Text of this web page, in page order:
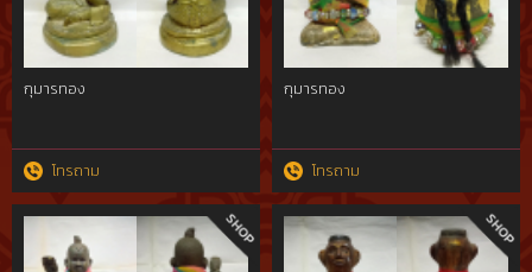
กุมารทอง
โทรถาม
กุมารทอง
โทรถาม